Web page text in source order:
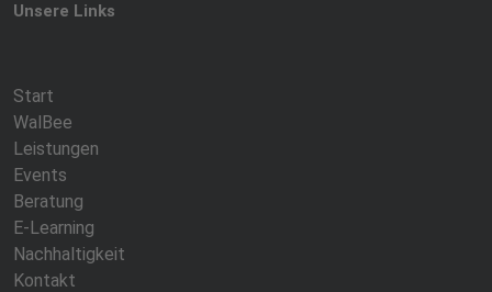
Unsere Links
Start
WalBee
Leistungen
Events
Beratung
E-Learning
Nachhaltigkeit
Kontakt